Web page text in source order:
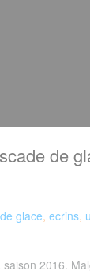
de
glace, ecrins,
2016.